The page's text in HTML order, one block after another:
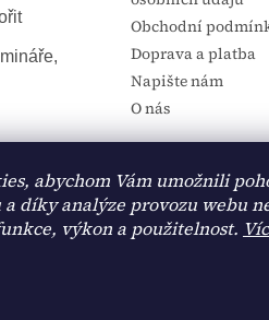
abychom Vám umožnili
díky analýze provozu webu
výkon a použitelnost.
Obchodní
Doprava a platba
Napište nám
O nás